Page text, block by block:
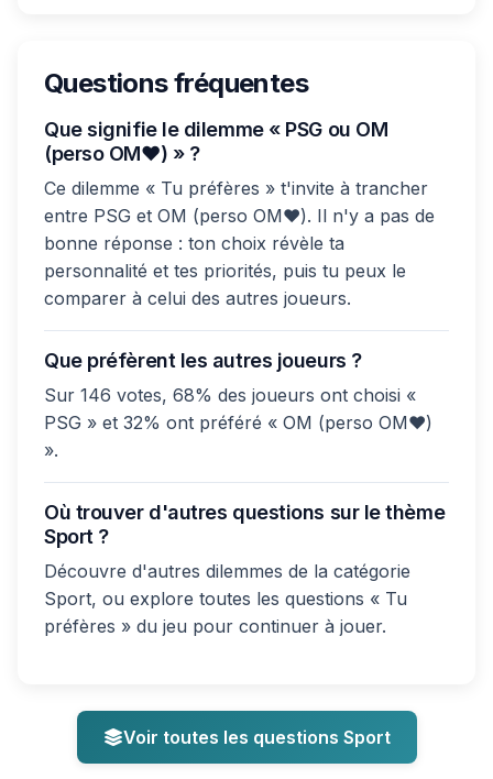
Questions fréquentes
Que signifie le dilemme « PSG ou OM
(perso OM❤) » ?
Ce dilemme « Tu préfères » t'invite à trancher
entre PSG et OM (perso OM❤). Il n'y a pas de
bonne réponse : ton choix révèle ta
personnalité et tes priorités, puis tu peux le
comparer à celui des autres joueurs.
Que préfèrent les autres joueurs ?
Sur 146 votes, 68% des joueurs ont choisi «
PSG » et 32% ont préféré « OM (perso OM❤)
».
Où trouver d'autres questions sur le thème
Sport ?
Découvre d'autres dilemmes de la catégorie
Sport, ou explore toutes les questions « Tu
préfères » du jeu pour continuer à jouer.
Voir toutes les questions Sport